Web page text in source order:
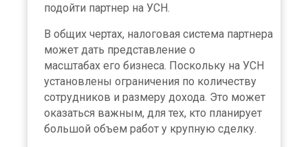
подойти партнер на УСН.
В общих чертах, налоговая система партнера
может дать представление о
масштабах его бизнеса. Поскольку на УСН
установлены ограничения по количеству
сотрудников и размеру дохода. Это может
оказаться важным, для тех, кто планирует
большой объем работ у крупную сделку.